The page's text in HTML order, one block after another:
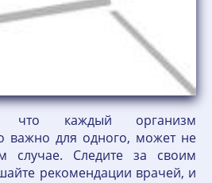
что каждый организм
важно для одного, может не
случае. Следите за своим
рекомендации врачей, и